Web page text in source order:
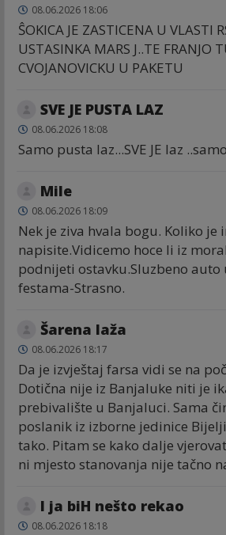
08.06.2026 18:06
ŜOKICA JE ZASTICENA U VLASTI
USTASINKA MARS J..TE FRANJO
CVOJANOVICKU U PAKETU
SVE JE PUSTA LAZ
08.06.2026 18:08
Samo pusta laz...SVE JE laz
Mile
08.06.2026 18:09
Nek je ziva hvala bogu. Koliko
napisite.Vidicemo hoce li iz
podnijeti ostavku.Sluzbeno auto
festama-Strasno.
Šarena laža
08.06.2026 18:17
Da je izvještaj farsa vidi se na
Dotična nije iz Banjaluke niti je
prebivalište u Banjaluci. Sama
poslanik iz izborne jedinice
tako. Pitam se kako dalje
ni mjesto stanovanja nije tačno
I ja biH nešto rekao
08.06.2026 18:18